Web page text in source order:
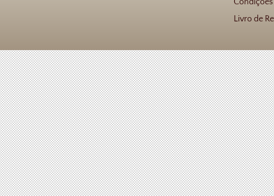
Condições
Livro de